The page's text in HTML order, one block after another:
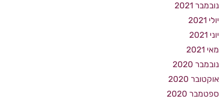
נובמבר 2021
יולי 2021
יוני 2021
מאי 2021
נובמבר 2020
אוקטובר 2020
ספטמבר 2020